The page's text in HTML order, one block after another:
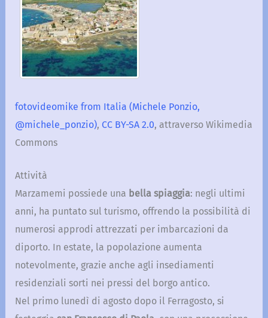
fotovideomike from Italia (Michele Ponzio,
@michele_ponzio), CC BY-SA 2.0, attraverso Wikimedia
Commons
Attività
Marzamemi possiede una bella spiaggia: negli ultimi
anni, ha puntato sul turismo, offrendo la possibilità di
numerosi approdi attrezzati per imbarcazioni da
diporto. In estate, la popolazione aumenta
notevolmente, grazie anche agli insediamenti
residenziali sorti nei pressi del borgo antico.
Nel primo lunedì di agosto dopo il Ferragosto, si